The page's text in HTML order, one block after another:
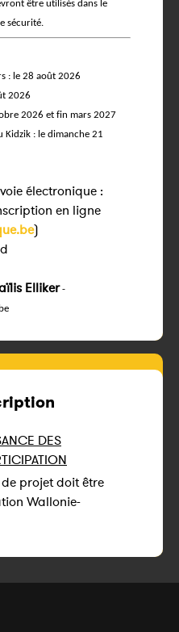
être utilisés dans le
sécurité.
: le 28 août 2026
2026
2026 et fin mars 2027
Kidzik : le dimanche 21
électronique :
en ligne
)
Elliker-
DES
de projet doit être
Wallonie-